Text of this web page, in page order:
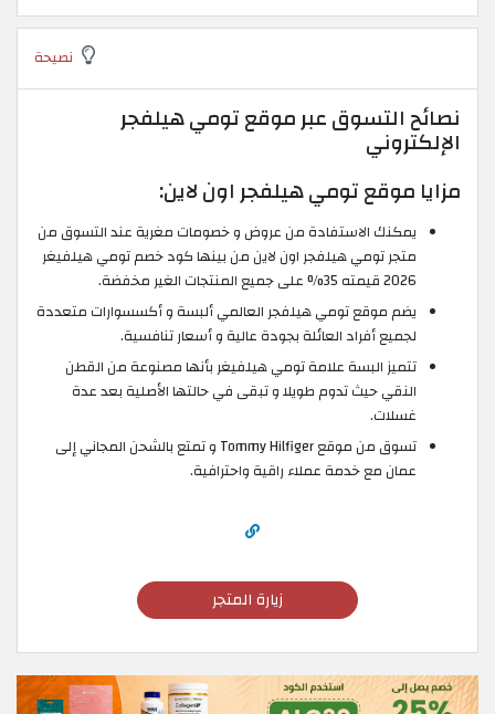
نصيحة
نصائح التسوق عبر موقع تومي هيلفجر
الإلكتروني
مزايا موقع تومي هيلفجر اون لاين:
يمكنك الاستفادة من عروض و خصومات مغرية عند التسوق من
متجر تومي هيلفجر اون لاين من بينها كود خصم تومي هيلفيغر
2026 قيمته 35% على جميع المنتجات الغير مخفضة.
يضم موقع تومي هيلفجر العالمي ألبسة و أكسسوارات متعددة
لجميع أفراد العائلة بجودة عالية و أسعار تنافسية.
تتميز البسة علامة تومي هيلفيغر بأنها مصنوعة من القطن
النقي حيث تدوم طويلا و تبقى في حالتها الأصلية بعد عدة
غسلات.
تسوق من موقع Tommy Hilfiger و تمتع بالشحن المجاني إلى
عمان مع خدمة عملاء راقية واحترافية.
زيارة المتجر